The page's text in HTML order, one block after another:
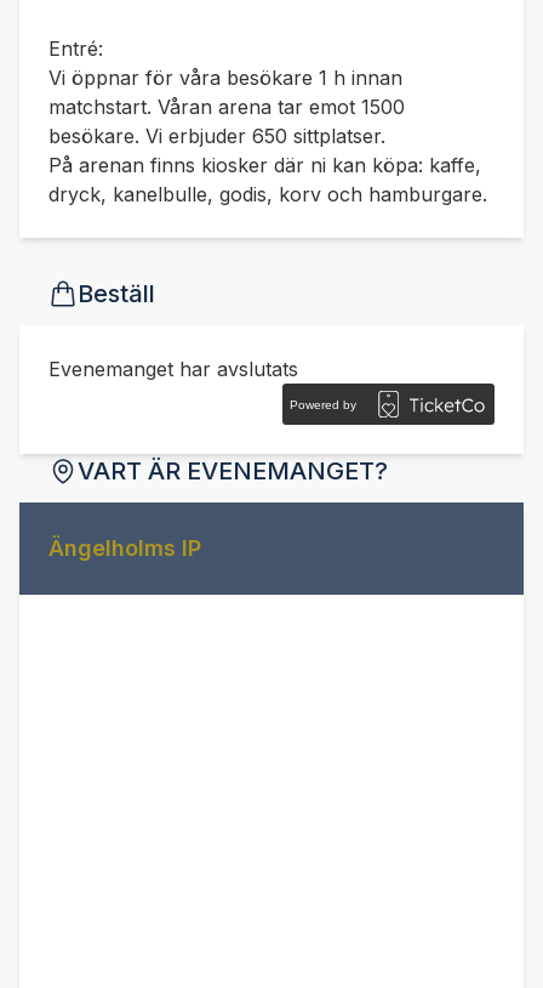
Entré:
Vi öppnar för våra besökare 1 h innan
matchstart. Våran arena tar emot 1500
besökare. Vi erbjuder 650 sittplatser.
På arenan finns kiosker där ni kan köpa: kaffe,
dryck, kanelbulle, godis, korv och hamburgare.
Beställ
Evenemanget har avslutats
Powered by
VART ÄR EVENEMANGET?
Ängelholms IP